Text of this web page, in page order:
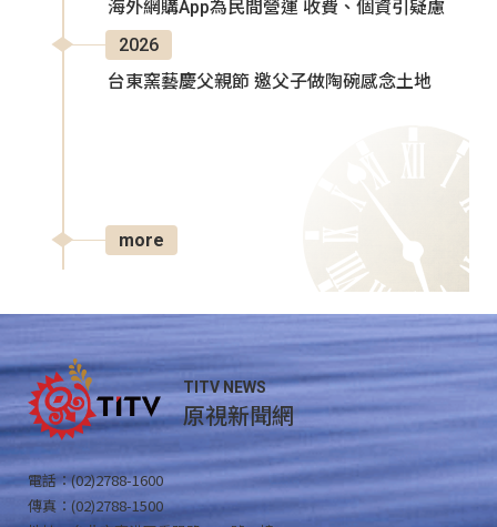
海外網購App為民間營運 收費、個資引疑慮
2026
台東窯藝慶父親節 邀父子做陶碗感念土地
more
TITV NEWS
原視新聞網
電話：(02)2788-1600
傳真：(02)2788-1500